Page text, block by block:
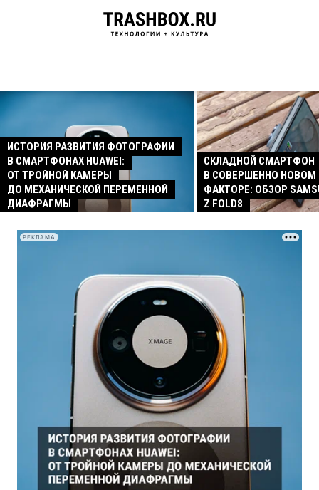
ИСТОРИЯ РАЗВИТИЯ ФОТОГРАФИИ
В СМАРТФОНАХ HUAWEI:
ОТ ТРОЙНОЙ КАМЕРЫ
ДО МЕХАНИЧЕСКОЙ ПЕРЕМЕННОЙ
ДИАФРАГМЫ
СКЛАДНОЙ СМАРТФОН
В СОВЕРШЕННО
ФАКТОРЕ: ОБЗОР
Z FOLD8
РЕКЛАМА